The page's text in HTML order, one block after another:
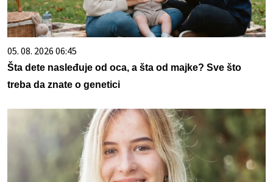
05. 08. 2026 06:45
Šta dete nasleđuje od oca, a šta od majke? Sve što
treba da znate o genetici